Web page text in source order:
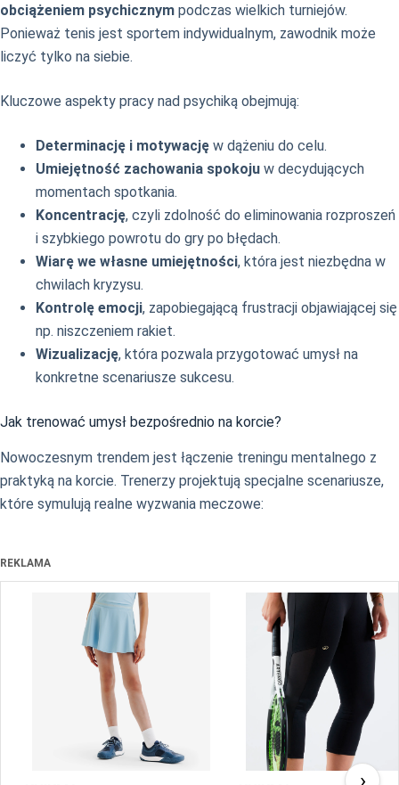
obciążeniem psychicznym podczas wielkich turniejów.
Ponieważ tenis jest sportem indywidualnym, zawodnik może
liczyć tylko na siebie.
Kluczowe aspekty pracy nad psychiką obejmują:
Determinację i motywację w dążeniu do celu.
Umiejętność zachowania spokoju w decydujących
momentach spotkania.
Koncentrację, czyli zdolność do eliminowania rozproszeń
i szybkiego powrotu do gry po błędach.
Wiarę we własne umiejętności, która jest niezbędna w
chwilach kryzysu.
Kontrolę emocji, zapobiegającą frustracji objawiającej się
np. niszczeniem rakiet.
Wizualizację, która pozwala przygotować umysł na
konkretne scenariusze sukcesu.
Jak trenować umysł bezpośrednio na korcie?
Nowoczesnym trendem jest łączenie treningu mentalnego z
praktyką na korcie. Trenerzy projektują specjalne scenariusze,
które symulują realne wyzwania meczowe:
REKLAMA